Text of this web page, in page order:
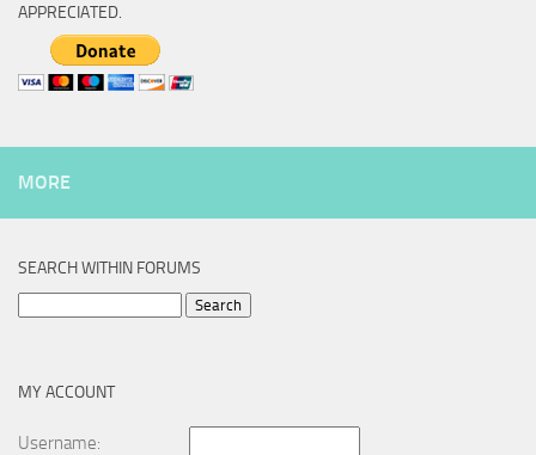
APPRECIATED.
MORE
SEARCH WITHIN FORUMS
MY ACCOUNT
Username: